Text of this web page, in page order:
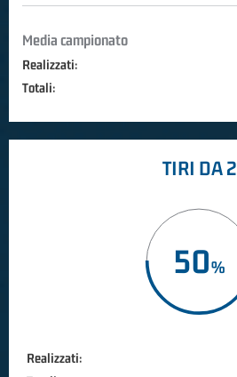
Media campionato
Realizzati:
Totali:
TIRI DA 2
50
Realizzati: